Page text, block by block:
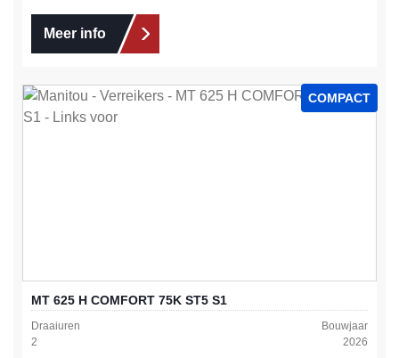
Meer info
COMPACT
MT 625 H COMFORT 75K ST5 S1
Draaiuren
2
Bouwjaar
2026